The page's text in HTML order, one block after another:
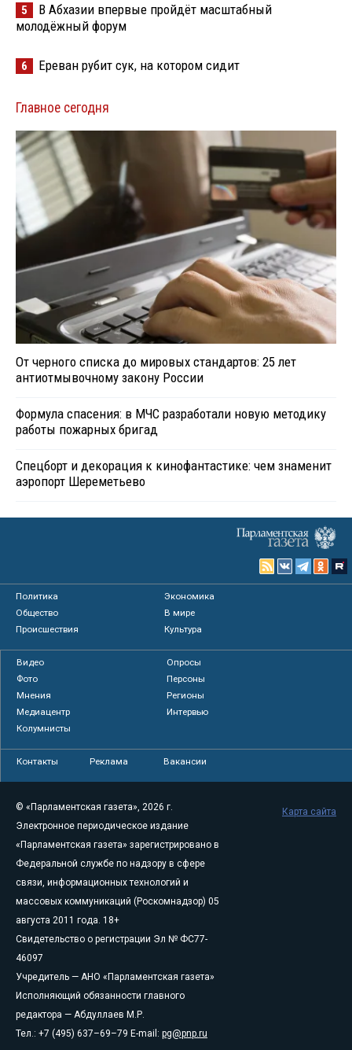
5
В Абхазии впервые пройдёт масштабный
молодёжный форум
6 Ереван рубит сук, на котором сидит
Главное сегодня
От черного списка до мировых стандартов: 25 лет
антиотмывочному закону России
Формула спасения: в МЧС разработали новую методику
работы пожарных бригад
Спецборт и декорация к кинофантастике: чем знаменит
аэропорт Шереметьево
Политика
Экономика
Общество
В мире
Происшествия
Культура
Видео
Опросы
Фото
Персоны
Мнения
Регионы
Медиацентр
Интервью
Колумнисты
Контакты Реклама Вакансии
© «Парламентская газета», 2026 г.
Электронное периодическое издание
«Парламентская газета» зарегистрировано в
Федеральной службе по надзору в сфере
связи, информационных технологий и
массовых коммуникаций (Роскомнадзор) 05
августа 2011 года. 18+
Свидетельство о регистрации Эл № ФС77-
46097
Учредитель — АНО «Парламентская газета»
Исполняющий обязанности главного
редактора — Абдуллаев М.Р.
Тел.: +7 (495) 637–69–79 E-mail: pg@pnp.ru
Карта сайта